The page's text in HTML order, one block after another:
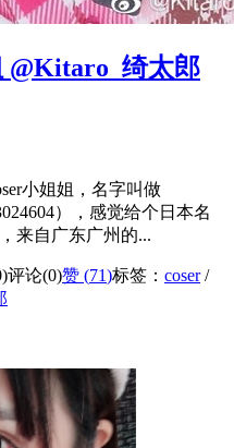
@Kitaro_绮太郎
小姐姐，名字叫做
），感觉给个日本名
来自广东广州的...
评论(0)赞 (71)标签： coser/